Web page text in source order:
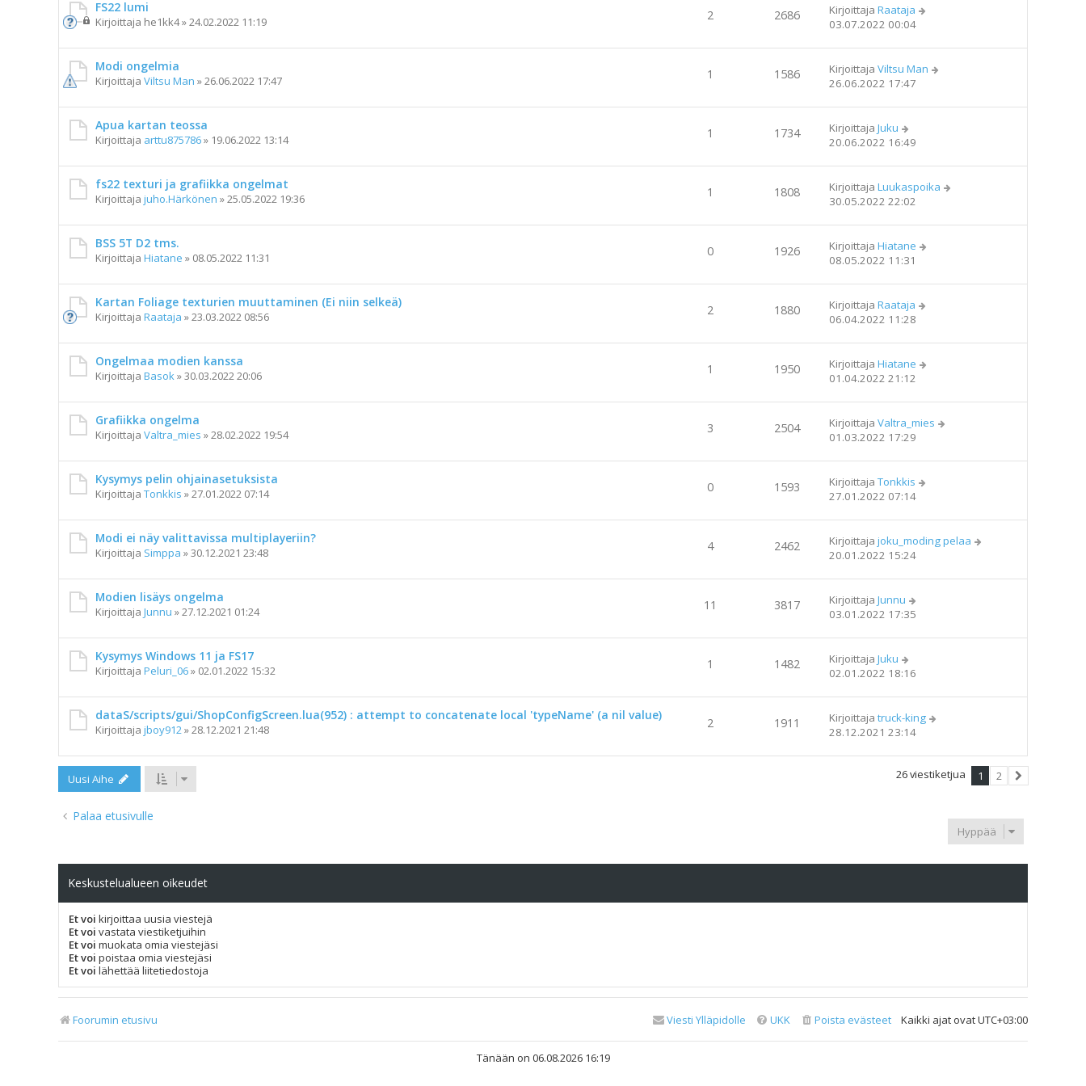
FS22 lumi
Kirjoittaja he1kk4»24.02.2022 11:19 2 2686 Kirjoittaja Raataja
03.07.2022 00:04
Modi ongelmia
Kirjoittaja Viltsu Man »26.06.2022 17:47 1 1586 Kirjoittaja Viltsu Man
26.06.2022 17:47
Apua kartan teossa
Kirjoittaja arttu875786» 19.06.2022 13:14 1 1734 Kirjoittaja Juku
20.06.2022 16:49
fs22 texturi ja grafiikka ongelmat
Kirjoittaja juho.Härkönen »25.05.2022 19:36 1 1808 Kirjoittaja Luukaspoika
30.05.2022 22:02
BSS 5T D2 tms.
Kirjoittaja Hiatane » 08.05.2022 11:31 0 1926 Kirjoittaja Hiatane
08.05.2022 11:31
Kartan Foliage texturien muuttaminen (Ei niin selkeä)
Kirjoittaja Raataja »23.03.2022 08:56 2 1880 Kirjoittaja Raataja
06.04.2022 11:28
Ongelmaa modien kanssa
Kirjoittaja Basok»30.03.2022 20:06 1 1950 Kirjoittaja Hiatane
01.04.2022 21:12
Grafiikka ongelma
Kirjoittaja Valtra_mies »28.02.2022 19:54 3 2504 Kirjoittaja Valtra_mies
01.03.2022 17:29
Kysymys pelin ohjainasetuksista
Kirjoittaja Tonkkis »27.01.2022 07:14 0 1593 Kirjoittaja Tonkkis
27.01.2022 07:14
Modi ei näy valittavissa multiplayeriin?
Kirjoittaja Simppa »30.12.2021 23:48 4 2462 Kirjoittaja joku_moding pelaa
20.01.2022 15:24
Modien lisäys ongelma
Kirjoittaja Junnu »27.12.2021 01:24 11 3817 Kirjoittaja Junnu
03.01.2022 17:35
Kysymys Windows 11 ja FS17
Kirjoittaja Peluri_06» 02.01.2022 15:32 1 1482 Kirjoittaja Juku
02.01.2022 18:16
dataS/scripts/gui/ShopConfigScreen.lua(952) : attempt to concatenate local 'typeName' (a nil value)
Kirjoittaja jboy912»28.12.2021 21:48 2 1911 Kirjoittaja truck-king
28.12.2021 23:14
Uusi Aihe 26 viestiketjua 1
2
Palaa etusivulle
Hyppää
Keskustelualueen oikeudet
Et voi kirjoittaa uusia viestejä
Et voi vastata viestiketjuihin
Et voi muokata omia viestejäsi
Et voi poistaa omia viestejäsi
Et voi lähettää liitetiedostoja
Foorumin etusivu Kaikki ajat ovatUTC+03:00
Poista evästeet
UKK
Viesti Ylläpidolle
Tänään on 06.08.2026 16:19